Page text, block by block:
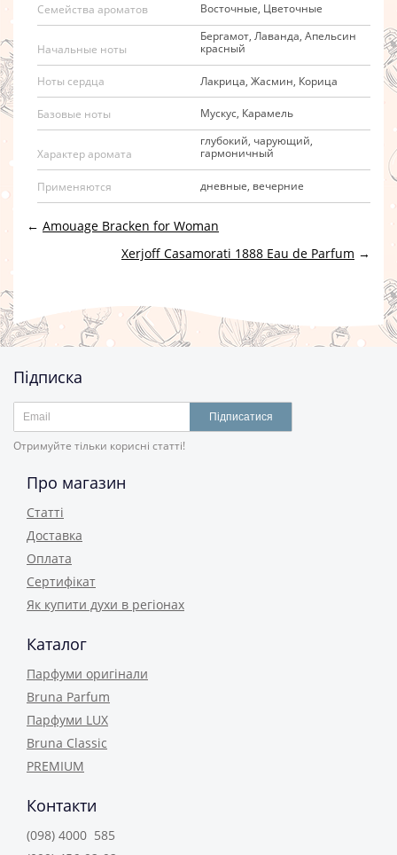
Семейства ароматов Восточные, Цветочные
Начальные ноты
Бергамот, Лаванда, Апельсин
красный
Ноты сердца Лакрица, Жасмин, Корица
Базовые ноты Мускус, Карамель
Характер аромата
глубокий, чарующий,
гармоничный
Применяются дневные, вечерние
← Amouage Bracken for Woman
Xerjoff Casamorati 1888 Eau de Parfum →
Підписка
Підписатися
Отримуйте тільки корисні статті!
Про магазин
Статті
Доставка
Оплата
Сертифікат
Як купити духи в регіонах
Каталог
Парфуми оригінали
Bruna Parfum
Парфуми LUX
Bruna Classic
PREMIUM
Контакти
(098) 4000 585